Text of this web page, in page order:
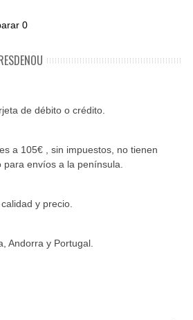
0
de débito o crédito.
a 105€ , sin impuestos, no tienen
envíos a la península.
y precio.
Andorra y Portugal.